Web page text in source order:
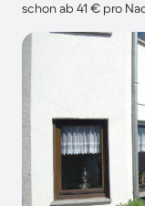
schon ab 41 € pro